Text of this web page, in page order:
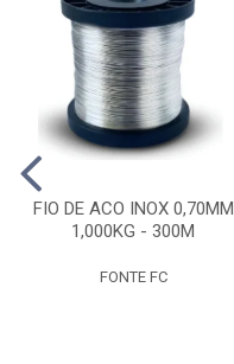
FIO DE ACO INOX 0,70MM
1,000KG - 300M
FONTE FC